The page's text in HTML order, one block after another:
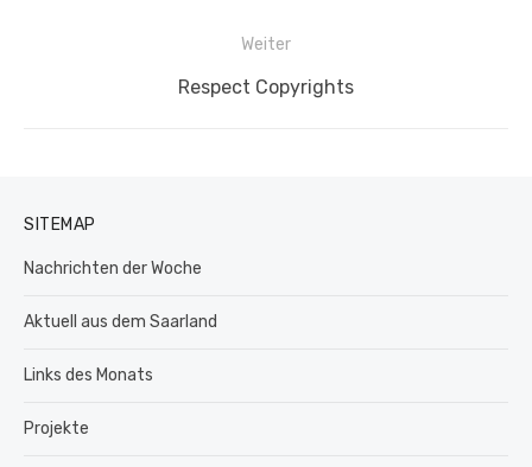
Weiter
Nächster
Respect Copyrights
SITEMAP
Nachrichten der Woche
Aktuell aus dem Saarland
Links des Monats
Projekte